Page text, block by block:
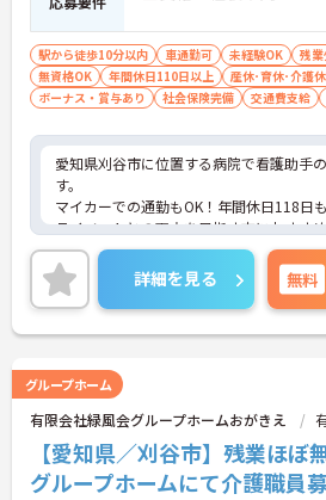
駅から徒歩10分以内 車通勤可 未経験OK 残
無資格OK
年間休日110日以上
産休･育休･介護
ボーナス・賞与あり
社会保険完備 交通費支給
愛知県刈谷市に位置する病院で看護助手
す。
マイカーでの通勤もOK！年間休日118日
ライベートとの両立を目指す方におすす
す◎利用可能な託児施設があり、小さな
いる方でも安心して働くことができる環
らに賞与制度があり、頑張りが評価され
と還元されます。
こちらの求人にご興味がございましたら
ます。
詳細を見る 無料
グループホーム
有限会社緑風会グループホームおがきえ
【愛知県／刈谷市】残業ほ
グループホームにて介護職員